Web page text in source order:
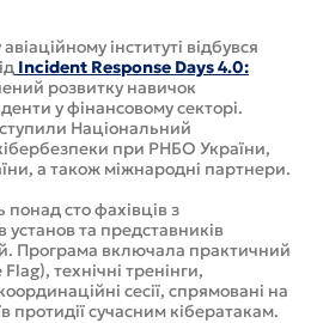
інституті відбувся
Incident Response Days 4.0:
розвитку навичок
у фінансовому секторі.
Національний
при РНБО України,
а також міжнародні партнери.
понад сто фахівців з
установ та представників
Програма включала практичний
технічні тренінги,
сесії, спрямовані на
протидії сучасним кібератакам.